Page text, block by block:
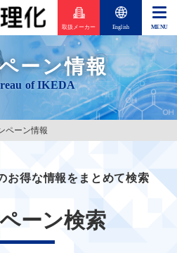
取扱メーカー English
ーン情報
ペーン情報
お得な情報をまとめて検索
ーン検索